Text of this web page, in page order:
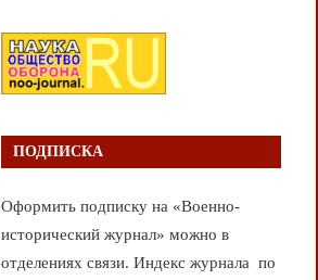
ПОДПИСКА
Оформить подписку на «Военно-
исторический журнал» можно в
отделениях связи. Индекс журнала по